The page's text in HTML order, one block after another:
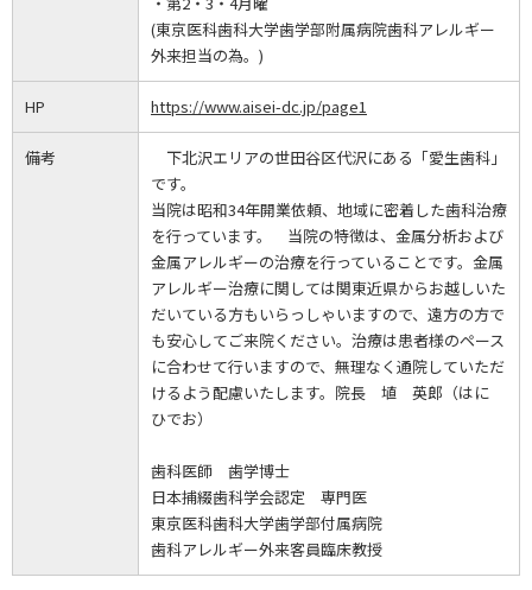
(東京医科歯科大学歯学部附属病院歯科アレルギー
外来担当の為。)
HP https://www.aisei-dc.jp/page1
備考
下北沢エリアの世田谷区代沢にある「愛生歯科」
です。
当院は昭和34年開業依頼、地域に密着した歯科治療
を行っています。 当院の特徴は、金属分析および
金属アレルギーの治療を行っていることです。金属
アレルギー治療に関しては関東近県からお越しいた
だいている方もいらっしゃいますので、遠方の方で
も安心してご来院ください。治療は患者様のペース
に合わせて行いますので、無理なく通院していただ
けるよう配慮いたします。院長 埴 英郎（はに
ひでお）
歯科医師 歯学博士
日本捕綴歯科学会認定 専門医
東京医科歯科大学歯学部付属病院
歯科アレルギー外来客員臨床教授